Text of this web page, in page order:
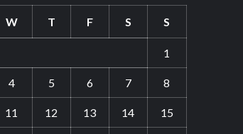
W T F S S
1
4 5 6 7 8
11 12 13 14 15